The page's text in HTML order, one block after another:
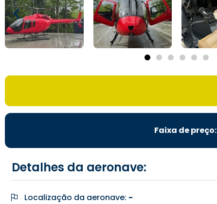
Faixa de preço:
Detalhes da aeronave:
Localização da aeronave: -